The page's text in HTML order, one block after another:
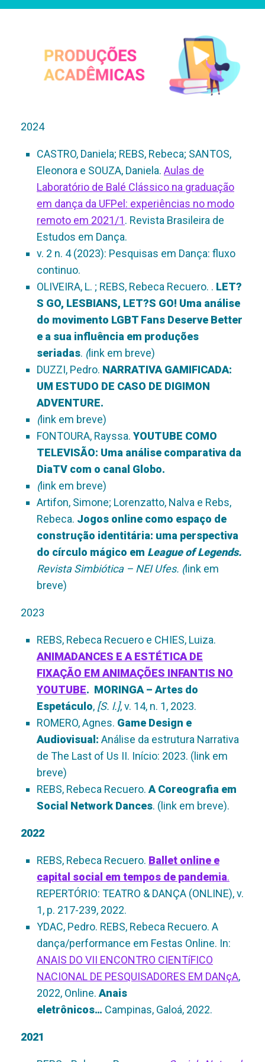
2024
CASTRO, Daniela; REBS, Rebeca; SANTOS,
Eleonora e SOUZA, Daniela. Aulas de
Laboratório de Balé Clássico na graduação
em dança da UFPel: experiências no modo
remoto em 2021/1. Revista Brasileira de
Estudos em Dança.
v. 2 n. 4 (2023): Pesquisas em Dança: fluxo
continuo.
OLIVEIRA, L. ; REBS, Rebeca Recuero. . LET?
S GO, LESBIANS, LET?S GO! Uma análise
do movimento LGBT Fans Deserve Better
e a sua influência em produções
seriadas. (link em breve)
DUZZI, Pedro. NARRATIVA GAMIFICADA:
UM ESTUDO DE CASO DE DIGIMON
ADVENTURE.
(link em breve)
FONTOURA, Rayssa. YOUTUBE COMO
TELEVISÃO: Uma análise comparativa da
DiaTV com o canal Globo.
(link em breve)
Artifon, Simone; Lorenzatto, Nalva e Rebs,
Rebeca. Jogos online como espaço de
construção identitária: uma perspectiva
do círculo mágico em League of Legends.
Revista Simbiótica – NEI Ufes. (link em
breve)
2023
REBS, Rebeca Recuero e CHIES, Luiza.
ANIMADANCES E A ESTÉTICA DE
FIXAÇÃO EM ANIMAÇÕES INFANTIS NO
YOUTUBE. MORINGA – Artes do
Espetáculo, [S. l.], v. 14, n. 1, 2023.
ROMERO, Agnes. Game Design e
Audiovisual: Análise da estrutura Narrativa
de The Last of Us II. Início: 2023. (link em
breve)
REBS, Rebeca Recuero. A Coreografia em
Social Network Dances. (link em breve).
2022
REBS, Rebeca Recuero. Ballet online e
capital social em tempos de pandemia.
REPERTÓRIO: TEATRO & DANÇA (ONLINE), v.
1, p. 217-239, 2022.
YDAC, Pedro. REBS, Rebeca Recuero. A
dança/performance em Festas Online. In:
ANAIS DO VII ENCONTRO CIENTíFICO
NACIONAL DE PESQUISADORES EM DANçA,
2022, Online. Anais
eletrônicos… Campinas, Galoá, 2022.
2021